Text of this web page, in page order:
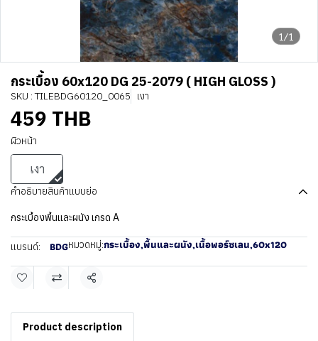
1/1
กระเบื้อง 60x120 DG 25-2079 ( HIGH GLOSS )
SKU : TILEBDG60120_0065 เงา
459 THB
ผิวหน้า
เงา
คำอธิบายสินค้าแบบย่อ
กระเบื้องพื้นและผนัง เกรด A
แบรนด์: BDGหมวดหมู่:กระเบื้อง,พื้นและผนัง,เนื้อพอร์ซเลน,60x120
แชร์
Product description